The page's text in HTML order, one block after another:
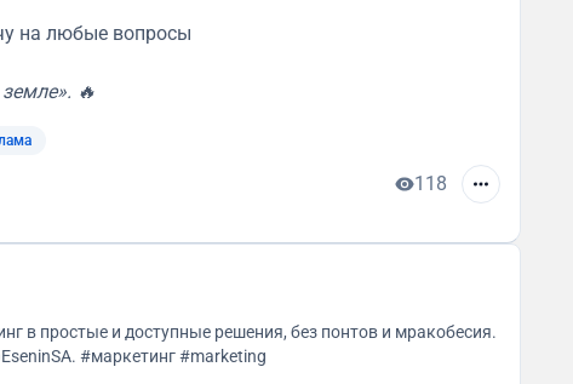
на любые вопросы
🔥
118
в простые и доступные решения, без понтов и мракобесия.
Бизнес-Трекинг для предпринимателя @EseninSA. #маркетинг #marketing